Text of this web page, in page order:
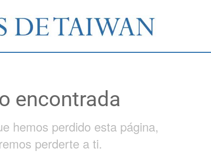
encontrada
hemos perdido esta página,
perderte a ti.